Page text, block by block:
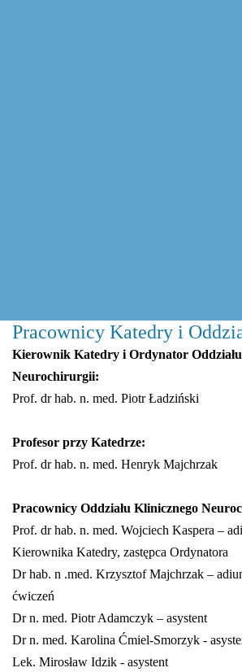
Pracownicy Katedry i
Kierownik Katedry i Ordynator
Neurochirurgii:
Prof. dr hab. n. med. Piotr Ładziński
Profesor przy Katedrze:
Prof. dr hab. n. med. Henryk Majchrzak
Pracownicy Oddziału Klinicznego
Prof. dr hab. n. med. Wojciech Kaspera –
Kierownika Katedry, zastępca Ordynatora
Dr hab. n .med. Krzysztof Majchrzak –
ćwiczeń
Dr n. med. Piotr Adamczyk – asystent
Dr n. med. Karolina Ćmiel-Smorzyk -
Lek. Mirosław Idzik - asystent